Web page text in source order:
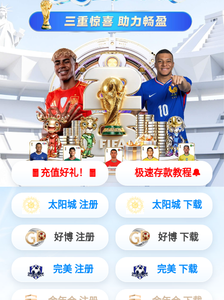
Wi-Fi 7 路由器（BE3600）
联系我们
地址：四川省绵阳市高新区绵兴东路35号
电话：0816-2410790
传真：0816-2417040